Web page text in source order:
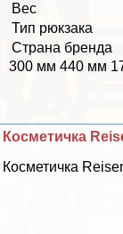
Вес
Тип рюкзака
Страна бренда
300 мм 440 мм
Косметичка
Косметичка